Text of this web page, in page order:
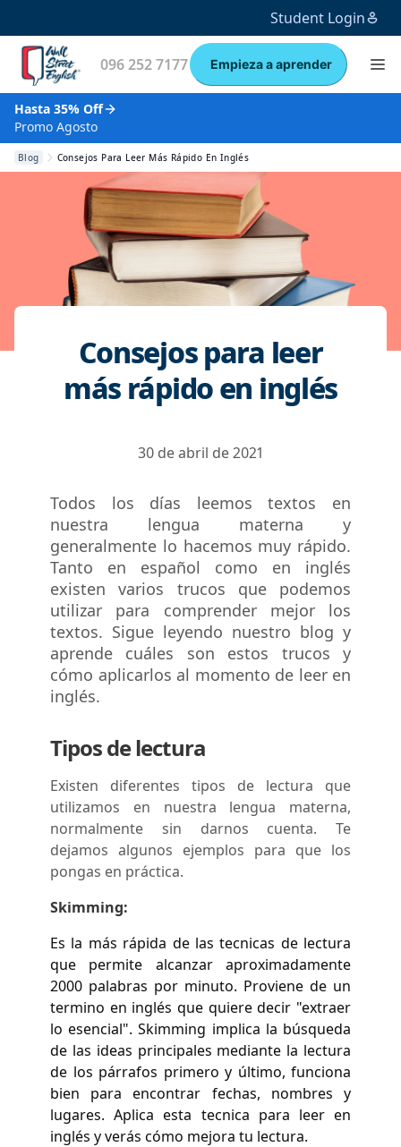
Student Login
096 252 7177 Empieza a aprender
Hasta 35% Off
Promo Agosto
Blog Consejos Para Leer Más Rápido En Inglés
Consejos para leer
más rápido en inglés
30 de abril de 2021
Todos los días leemos textos en
nuestra lengua materna y
generalmente lo hacemos muy rápido.
Tanto en español como en inglés
existen varios trucos que podemos
utilizar para comprender mejor los
textos. Sigue leyendo nuestro blog y
aprende cuáles son estos trucos y
cómo aplicarlos al momento de leer en
inglés.
Tipos de lectura
Existen diferentes tipos de lectura que
utilizamos en nuestra lengua materna,
normalmente sin darnos cuenta. Te
dejamos algunos ejemplos para que los
pongas en práctica.
Skimming:
Es la más rápida de las tecnicas de lectura
que permite alcanzar aproximadamente
2000 palabras por minuto. Proviene de un
termino en inglés que quiere decir "extraer
lo esencial". Skimming implica la búsqueda
de las ideas principales mediante la lectura
de los párrafos primero y último, funciona
bien para encontrar fechas, nombres y
lugares. Aplica esta tecnica para leer en
inglés y verás cómo mejora tu lectura.